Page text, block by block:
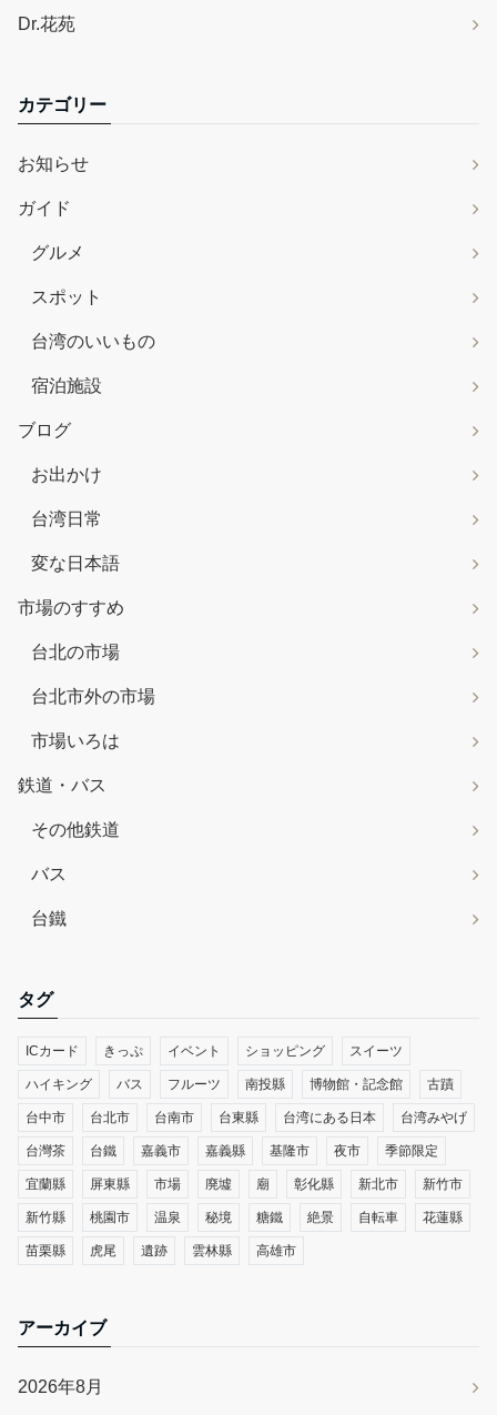
Dr.花苑
カテゴリー
お知らせ
ガイド
グルメ
スポット
台湾のいいもの
宿泊施設
ブログ
お出かけ
台湾日常
変な日本語
市場のすすめ
台北の市場
台北市外の市場
市場いろは
鉄道・バス
その他鉄道
バス
台鐵
タグ
ICカード きっぷ イベント ショッピング スイーツ
ハイキング バス フルーツ 南投縣 博物館・記念館 古蹟
台中市 台北市 台南市 台東縣 台湾にある日本 台湾みやげ
台灣茶 台鐵 嘉義市 嘉義縣 基隆市 夜市 季節限定
宜蘭縣 屏東縣 市場 廃墟 廟 彰化縣 新北市 新竹市
新竹縣 桃園市 温泉 秘境 糖鐵 絶景 自転車 花蓮縣
苗栗縣 虎尾 遺跡 雲林縣 高雄市
アーカイブ
2026年8月